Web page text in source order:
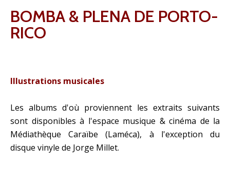
BOMBA & PLENA DE PORTO-
RICO
Illustrations musicales
Les albums d'où proviennent les extraits suivants
sont disponibles à l'espace musique & cinéma de la
Médiathèque Caraïbe (Laméca), à l'exception du
disque vinyle de Jorge Millet.